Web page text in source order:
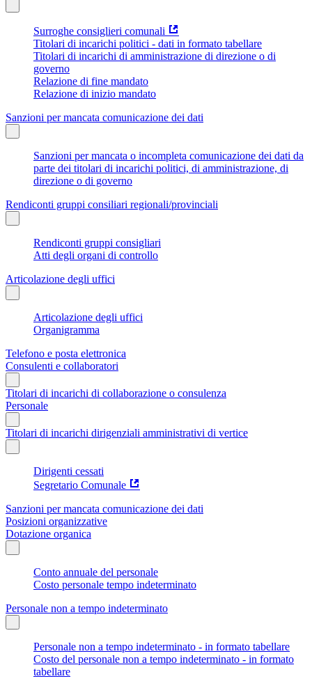
Surroghe consiglieri comunali
Titolari di incarichi politici - dati in formato tabellare
Titolari di incarichi di amministrazione di direzione o di
governo
Relazione di fine mandato
Relazione di inizio mandato
Sanzioni per mancata comunicazione dei dati
Sanzioni per mancata o incompleta comunicazione dei dati da
parte dei titolari di incarichi politici, di amministrazione, di
direzione o di governo
Rendiconti gruppi consiliari regionali/provinciali
Rendiconti gruppi consigliari
Atti degli organi di controllo
Articolazione degli uffici
Articolazione degli uffici
Organigramma
Telefono e posta elettronica
Consulenti e collaboratori
Titolari di incarichi di collaborazione o consulenza
Personale
Titolari di incarichi dirigenziali amministrativi di vertice
Dirigenti cessati
Segretario Comunale
Sanzioni per mancata comunicazione dei dati
Posizioni organizzative
Dotazione organica
Conto annuale del personale
Costo personale tempo indeterminato
Personale non a tempo indeterminato
Personale non a tempo indeterminato - in formato tabellare
Costo del personale non a tempo indeterminato - in formato
tabellare